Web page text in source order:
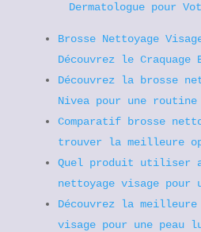
Dermatologue pour
Brosse Nettoyage
Découvrez le Craquage
Découvrez la brosse
Nivea pour une
Comparatif brosse
trouver la meilleure
Quel produit utiliser
nettoyage visage pour
Découvrez la
visage pour une peau